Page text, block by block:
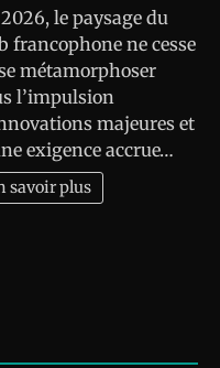
le paysage du
francophone ne cesse
métamorphoser
l’impulsion
majeures et
exigence accrue…
savoir plus